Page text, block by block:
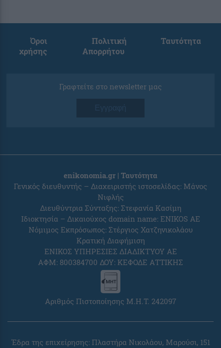
Όροι
χρήσης
Πολιτική
Απορρήτου
Ταυτότητα
Γραφτείτε στο newsletter μας
Εγγραφή
enikonomia.gr | Ταυτότητα
Γενικός διευθυντής – Διαχειριστής ιστοσελίδας: Μάνος
Νιφλής
Διευθύντρια Σύνταξης: Στεφανία Κασίμη
Ιδιοκτησία – Δικαιούχος domain name: ENIKOS AE
Νόμιμος Εκπρόσωπος: Στέργιος Χατζηνικολάου
Κρατική Διαφήμιση
ΕΝΙΚΟΣ ΥΠΗΡΕΣΙΕΣ ΔΙΑΔΙΚΤΥΟΥ ΑΕ
ΑΦΜ: 800384700 ΔΟΥ: ΚΕΦΟΔΕ ΑΤΤΙΚΗΣ
Αριθμός Πιστοποίησης Μ.Η.Τ. 242097
Έδρα της επιχείρησης: Πλαστήρα Νικολάου, Μαρούσι, 151